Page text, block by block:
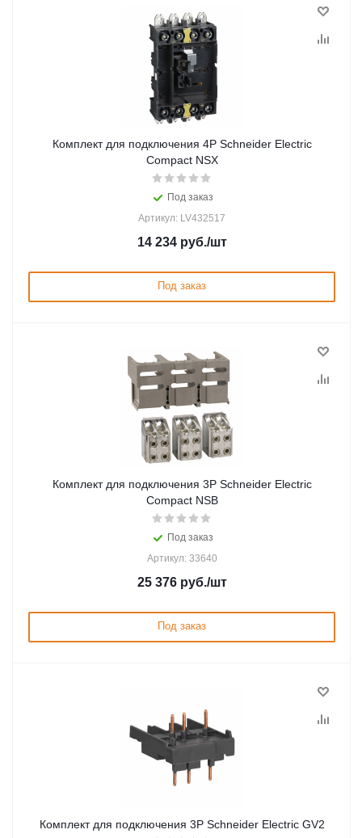
Комплект для подключения 4P Schneider Electric
Compact NSX
Под заказ
Артикул: LV432517
14 234руб./шт
Под заказ
Комплект для подключения 3P Schneider Electric
Compact NSB
Под заказ
Артикул: 33640
25 376руб./шт
Под заказ
Комплект для подключения 3P Schneider Electric GV2